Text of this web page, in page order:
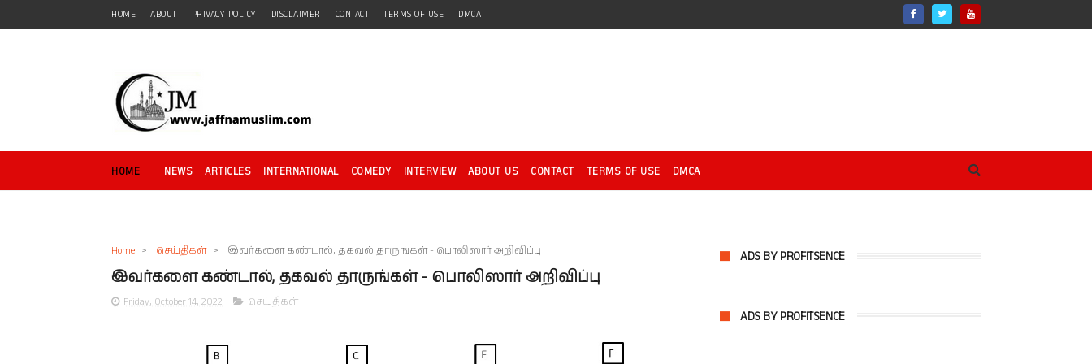
HOME ABOUT PRIVACY POLICY DISCLAIMER CONTACT TERMS OF USE DMCA
HOME NEWS ARTICLES INTERNATIONAL COMEDY INTERVIEW ABOUT US CONTACT TERMS OF USE DMCA
Home > செய்திகள் > இவர்களை கண்டால், தகவல் தாருங்கள் - பொலிஸார் அறிவிப்பு
இவர்களை கண்டால், தகவல் தாருங்கள் - பொலிஸார் அறிவிப்பு
Friday, October 14, 2022 செய்திகள்
ADS BY PROFITSENCE
ADS BY PROFITSENCE